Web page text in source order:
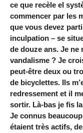
ce que recèle el
commencer par les
que vous devez
inculpation – se
de douze ans. Je ne
vandalisme ? Je
peut-être deux ou
de bicyclettes. Ils
redressement et il
sortir. Là-bas je fis
Je connus
étaient très actifs,